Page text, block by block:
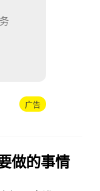
广告
做的事情